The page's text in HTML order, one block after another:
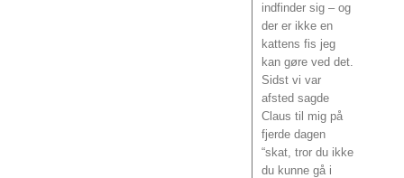
indfinder sig – og
der er ikke en
kattens fis jeg
kan gøre ved det.
Sidst vi var
afsted sagde
Claus til mig på
fjerde dagen
“skat, tror du ikke
du kunne gå i